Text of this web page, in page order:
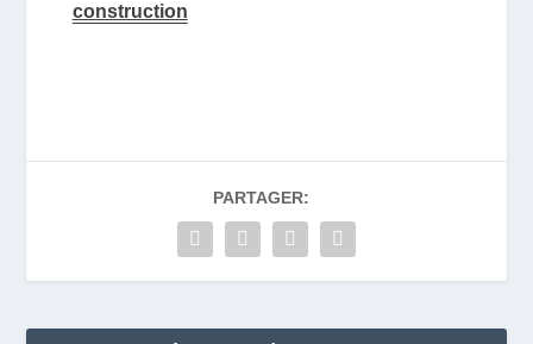
construction
PARTAGER: